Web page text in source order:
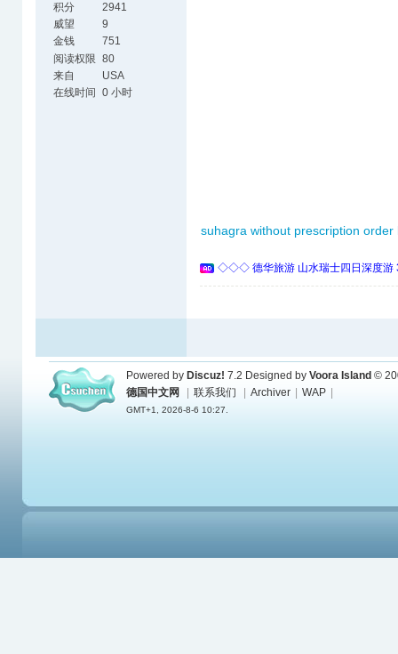
积分
2941
威望
9
金钱
751
阅读权限 80
来自
USA
在线时间
0 小时
suhagra without prescription order
◇◇◇ 德华旅游 山水瑞士四日深度
Powered by Discuz! 7.2 Designed by Voora Island ©
德国中文网
联系我们 Archiver WAP
GMT+1, 2026-8-6 10:27.